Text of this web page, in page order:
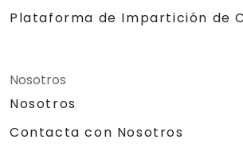
Plataforma de Impartición de
Nosotros
Nosotros
Contacta con Nosotros